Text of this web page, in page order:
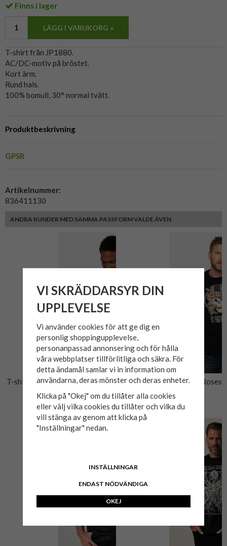
Finns i lager
LÄGG I VARUKORG »
Produktbeskrivning
GPSR
T-shirt från JP1880.
AC/DC-motiv på bröstet.
Kort ärm.
Rund hals.
100% bomull, 30° normal tvätt.
Artikelnummer:
836411130
ANDRA KUNDER MED SAMMA PASSFORM VALDE ÄVEN
T-shirt Pink Floyd 235 JP1880
Svart
359 kr
T-shirt Skull Print Guns'n Roses
625 JP1880 Svart
359 kr
VI SKRÄDDARSYR DIN
UPPLEVELSE
Vi använder cookies för att ge dig en
personlig shoppingupplevelse,
personanpassad annonsering och för hålla
våra webbplatser tillförlitliga och säkra. För
detta ändamål samlar vi in information om
användarna, deras mönster och deras enheter.
Klicka på "Okej" om du tillåter alla cookies
eller välj vilka cookies du tillåter och vilka du
vill stänga av genom att klicka på
"Inställningar" nedan.
INSTÄLLNINGAR
ENDAST NÖDVÄNDIGA
OKEJ